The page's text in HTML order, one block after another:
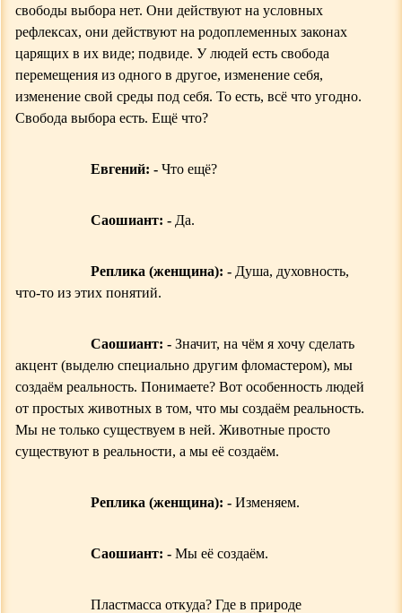
свободы выбора нет. Они действуют на условных
рефлексах, они действуют на родоплеменных законах
царящих в их виде; подвиде. У людей есть свобода
перемещения из одного в другое, изменение себя,
изменение свой среды под себя. То есть, всё что угодно.
Свобода выбора есть. Ещё что?
Евгений: - Что ещё?
Саошиант: - Да.
Реплика (женщина): - Душа, духовность,
что-то из этих понятий.
Саошиант: - Значит, на чём я хочу сделать
акцент (выделю специально другим фломастером), мы
создаём реальность. Понимаете? Вот особенность людей
от простых животных в том, что мы создаём реальность.
Мы не только существуем в ней. Животные просто
существуют в реальности, а мы её создаём.
Реплика (женщина): - Изменяем.
Саошиант: - Мы её создаём.
Пластмасса откуда? Где в природе